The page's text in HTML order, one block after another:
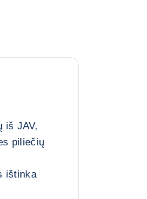
iš JAV,
piliečių
ištinka